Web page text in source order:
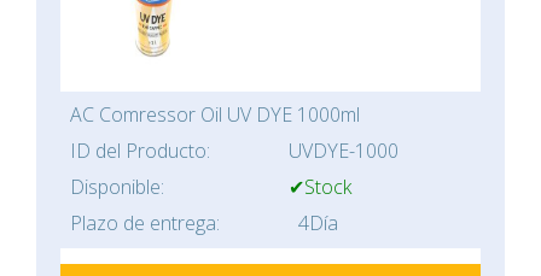
AC Comressor Oil UV DYE 1000ml
ID del Producto:
UVDYE-1000
Disponible:
✔Stock
Plazo de entrega:
4Día